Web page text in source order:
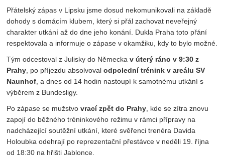
Přátelský zápas v Lipsku jsme dosud nekomunikovali na základě
dohody s domácím klubem, který si přál zachovat neveřejný
charakter utkání až do dne jeho konání. Dukla Praha toto přání
respektovala a informuje o zápase v okamžiku, kdy to bylo možné.
Tým odcestoval z Julisky do Německav úterý ráno v 9:30 z
Prahy , po příjezdu absolvovalodpolední trénink v areálu SV
Naunhof , a dnes od 14 hodin nastoupí k samotnému utkání s
výběrem z Bundesligy.
Po zápase se mužstvovrací zpět do Prahy , kde se zítra znovu
zapojí do běžného tréninkového režimu v rámci přípravy na
nadcházející soutěžní utkání, které svěřenci trenéra Davida
Holoubka odehrají po reprezentační přestávce v neděli 19. října
od 18:30 na hřišti Jablonce.